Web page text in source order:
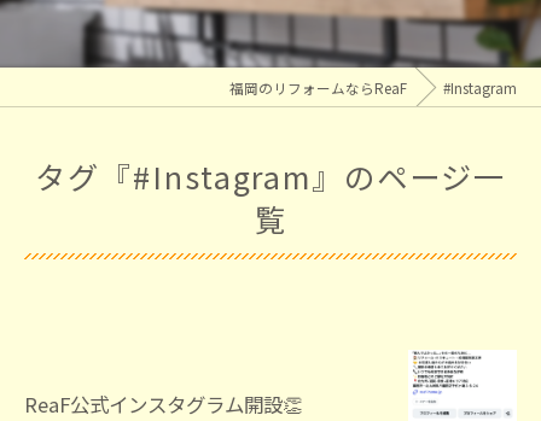
福岡のリフォームならReaF #Instagram
タグ『#Instagram』のページ一
覧
ReaF公式インスタグラム開設👏